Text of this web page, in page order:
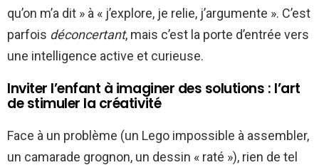
qu’on m’a dit » à « j’explore, je relie, j’argumente ». C’est
parfois déconcertant, mais c’est la porte d’entrée vers
une intelligence active et curieuse.
Inviter l’enfant à imaginer des solutions : l’art
de stimuler la créativité
Face à un problème (un Lego impossible à assembler,
un camarade grognon, un dessin « raté »), rien de tel